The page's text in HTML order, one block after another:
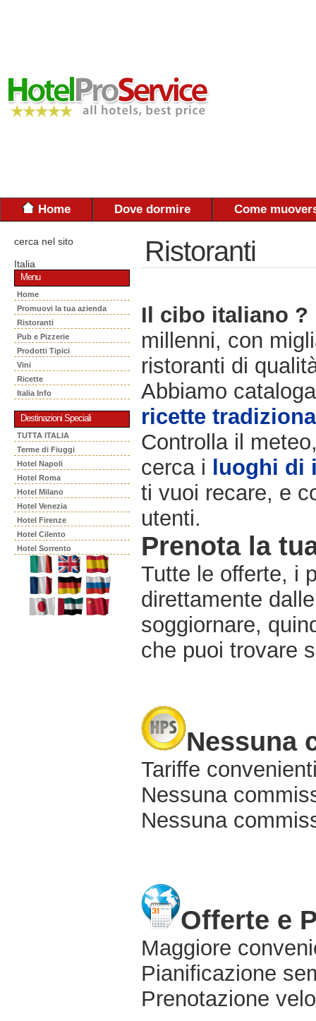
Home Dove dormire Come
cerca nel sito
Italia
Menu
Home
Promuovi la tua azienda
Ristoranti
Pub e Pizzerie
Prodotti Tipici
Vini
Ricette
Italia Info
Destinazioni Speciali
TUTTA ITALIA
Terme di Fiuggi
Hotel Napoli
Hotel Roma
Hotel Milano
Hotel Venezia
Hotel Firenze
Hotel Cilento
Hotel Sorrento
Ristoranti
Il cibo italiano ?
millenni, con
ristoranti di
Abbiamo
ricette
Controlla il
cerca i luoghi di
ti vuoi recare, e
utenti.
Prenota la
Tutte le offerte, i
direttamente
soggiornare,
che puoi trovare
Nessuna
Tariffe
Nessuna
Nessuna
Offerte e
Maggiore
Pianificazione
Prenotazione